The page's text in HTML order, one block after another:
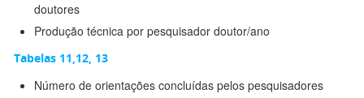
doutores
Produção técnica por pesquisador doutor/ano
Tabelas 11,12, 13
Número de orientações concluídas pelos pesquisadores